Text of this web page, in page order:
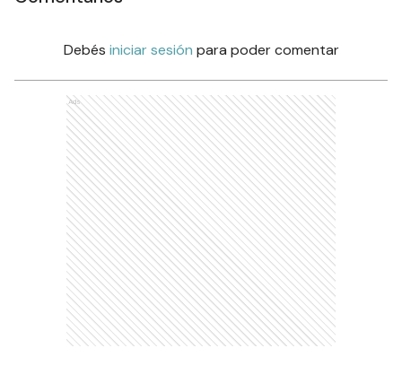
Comentarios
Debés iniciar sesión para poder comentar